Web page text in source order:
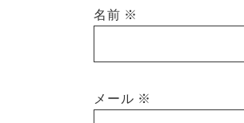
名前 ※
メール ※